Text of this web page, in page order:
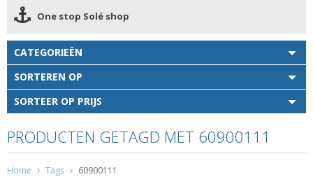
One stop Solé shop
CATEGORIEËN
SORTEREN OP
SORTEER OP PRIJS
PRODUCTEN GETAGD MET 60900111
Home Tags 60900111